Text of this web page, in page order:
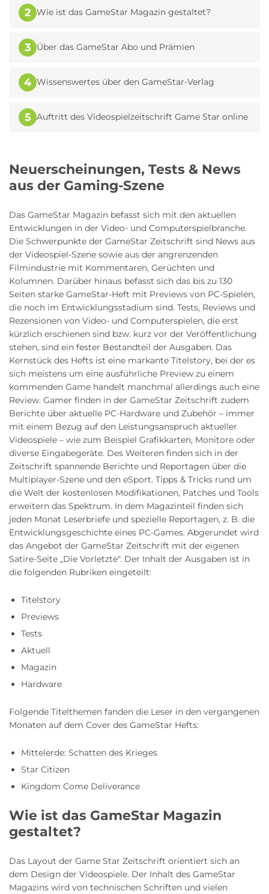
Neuerscheinungen, Tests & News
aus der Gaming-Szene
Das GameStar Magazin befasst sich mit den aktuellen
Entwicklungen in der Video- und Computerspielbranche.
Die Schwerpunkte der GameStar Zeitschrift sind News aus
der Videospiel-Szene sowie aus der angrenzenden
Filmindustrie mit Kommentaren, Gerüchten und
Kolumnen. Darüber hinaus befasst sich das bis zu 130
Seiten starke GameStar-Heft mit Previews von PC-Spielen,
die noch im Entwicklungsstadium sind. Tests, Reviews und
Rezensionen von Video- und Computerspielen, die erst
kürzlich erschienen sind bzw. kurz vor der Veröffentlichung
stehen, sind ein fester Bestandteil der Ausgaben. Das
Kernstück des Hefts ist eine markante Titelstory, bei der es
sich meistens um eine ausführliche Preview zu einem
kommenden Game handelt manchmal allerdings auch eine
Review. Gamer finden in der GameStar Zeitschrift zudem
Berichte über aktuelle PC-Hardware und Zubehör – immer
mit einem Bezug auf den Leistungsanspruch aktueller
Videospiele – wie zum Beispiel Grafikkarten, Monitore oder
diverse Eingabegeräte. Des Weiteren finden sich in der
Zeitschrift spannende Berichte und Reportagen über die
Multiplayer-Szene und den eSport. Tipps & Tricks rund um
die Welt der kostenlosen Modifikationen, Patches und Tools
erweitern das Spektrum. In dem Magazinteil finden sich
jeden Monat Leserbriefe und spezielle Reportagen, z. B. die
Entwicklungsgeschichte eines PC-Games. Abgerundet wird
das Angebot der GameStar Zeitschrift mit der eigenen
Satire-Seite „Die Vorletzte". Der Inhalt der Ausgaben ist in
die folgenden Rubriken eingeteilt:
Titelstory
Previews
Tests
Aktuell
Magazin
Hardware
Folgende Titelthemen fanden die Leser in den vergangenen
Monaten auf dem Cover des GameStar Hefts:
Mittelerde: Schatten des Krieges
Star Citizen
Kingdom Come Deliverance
Wie ist das GameStar Magazin
gestaltet?
Das Layout der Game Star Zeitschrift orientiert sich an
dem Design der Videospiele. Der Inhalt des GameStar
Magazins wird von technischen Schriften und vielen
2 Wie ist das GameStar Magazin gestaltet?
3 Über das GameStar Abo und Prämien
4 Wissenswertes über den GameStar-Verlag
5 Auftritt des Videospielzeitschrift Game Star online